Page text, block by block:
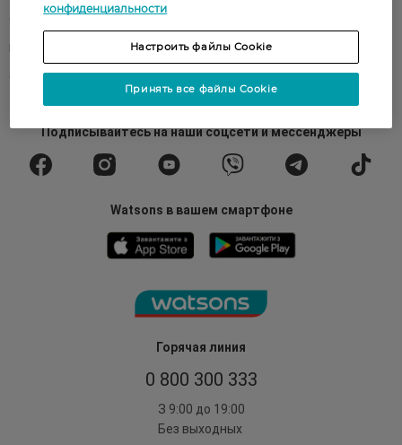
Горячая линия
0 800 300 333
З 9:00 до 19:00
Без выходных
Оплата и доставка
Политика конфиденциальности Публичная оферта
СМИ о нас Возврат заказа
Подписывайтесьна наши соцсетии мессенджеры
Watsons в вашем смартфоне
конфиденциальности
Настроить файлы Cookie
Принять все файлы Cookie